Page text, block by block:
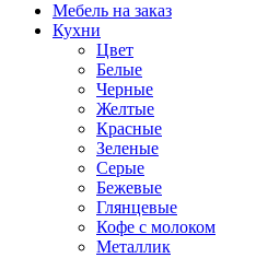
Мебель на заказ
Кухни
Цвет
Белые
Черные
Желтые
Красные
Зеленые
Серые
Бежевые
Глянцевые
Кофе с молоком
Металлик